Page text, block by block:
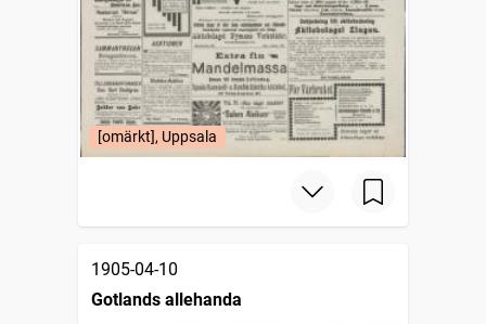
[omärkt], Uppsala
1905-04-10
Gotlands allehanda